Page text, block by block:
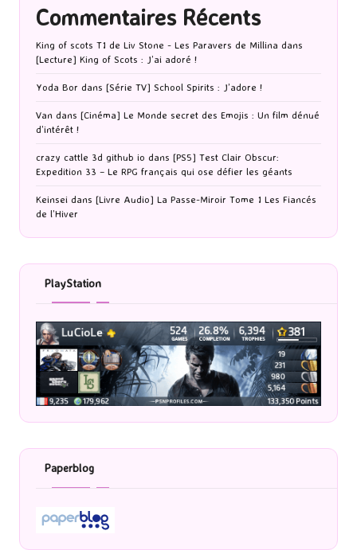
Commentaires Récents
King of scots T1 de Liv Stone - Les Paravers de Millina dans
[Lecture] King of Scots : J’ai adoré !
Yoda Bor dans [Série TV] School Spirits : J’adore !
Van dans [Cinéma] Le Monde secret des Emojis : Un film dénué
d’intérêt !
crazy cattle 3d github io dans [PS5] Test Clair Obscur:
Expedition 33 – Le RPG français qui ose défier les géants
Keinsei dans [Livre Audio] La Passe-Miroir Tome 1 Les Fiancés
de l’Hiver
PlayStation
Paperblog